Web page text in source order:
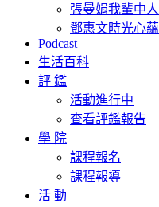
張曼娟我輩中人
鄧惠文時光心蘊
Podcast
生活百科
評 鑑
活動進行中
查看評鑑報告
學 院
課程報名
課程報導
活 動